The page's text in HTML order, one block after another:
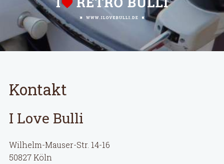
Kontakt
I Love Bulli
Wilhelm-Mauser-Str. 14-16
50827 Köln